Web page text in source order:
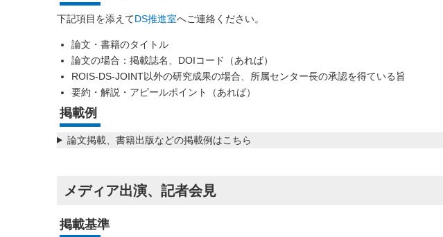
下記項目を添えてDS推進室へご連絡ください。
論文・書籍のタイトル
論文の場合：掲載誌名、DOIコード（あれば）
ROIS-DS-JOINT以外の研究成果の場合、所属センター長の承認を得ている旨
要約・解説・アピールポイント（あれば）
掲載例
論文掲載、書籍出版などの掲載例はこちら
メディア出演、記者会見
掲載基準